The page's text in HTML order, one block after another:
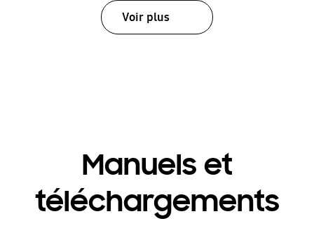
Voir plus
Manuels et
téléchargements